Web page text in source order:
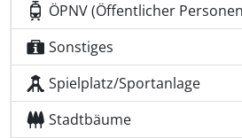
ÖPNV (Öffentlicher
Sonstiges
Spielplatz/Sportanlage
Stadtbäume